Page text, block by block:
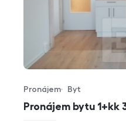
Pronájem bytu 1+kk
Typ nabídky
Pronájem
Typ nemovitosti
Byt